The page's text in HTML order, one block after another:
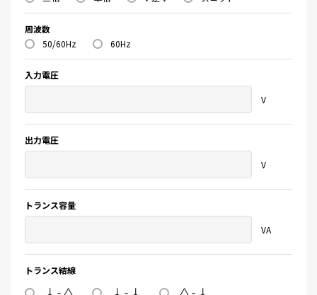
周波数
50/60Hz
60Hz
入力電圧
V
出力電圧
V
トランス容量
VA
トランス結線